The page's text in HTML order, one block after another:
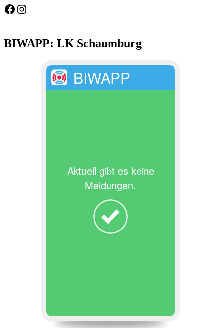
Feuerwehr Gemeinde Wölpinghausen
fw_gemeinde_woelpinghausen
BIWAPP: LK Schaumburg
BIWAPP
Aktuell gibt es keine
Meldungen.